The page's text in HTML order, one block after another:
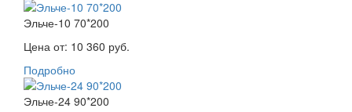
Эльче-10 70*200
Цена от: 10 360 руб.
Подробно
Эльче-24 90*200